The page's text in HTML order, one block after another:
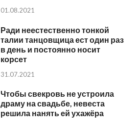
01.08.2021
Ради неестественно тонкой
талии танцовщица ест один раз
в день и постоянно носит
корсет
31.07.2021
Чтобы свекровь не устроила
драму на свадьбе, невеста
решила нанять ей ухажёра